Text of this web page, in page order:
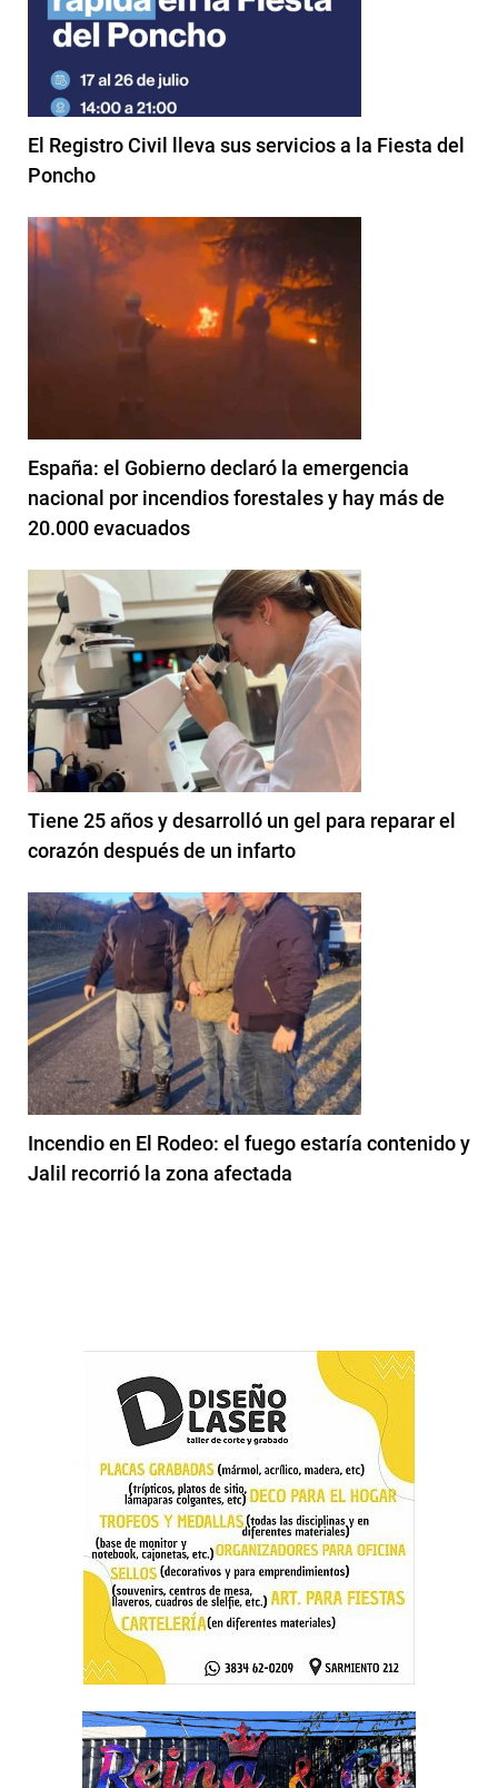
El Registro Civil lleva sus servicios a la Fiesta del
Poncho
España: el Gobierno declaró la emergencia
nacional por incendios forestales y hay más de
20.000 evacuados
Tiene 25 años y desarrolló un gel para reparar el
corazón después de un infarto
Incendio en El Rodeo: el fuego estaría contenido y
Jalil recorrió la zona afectada